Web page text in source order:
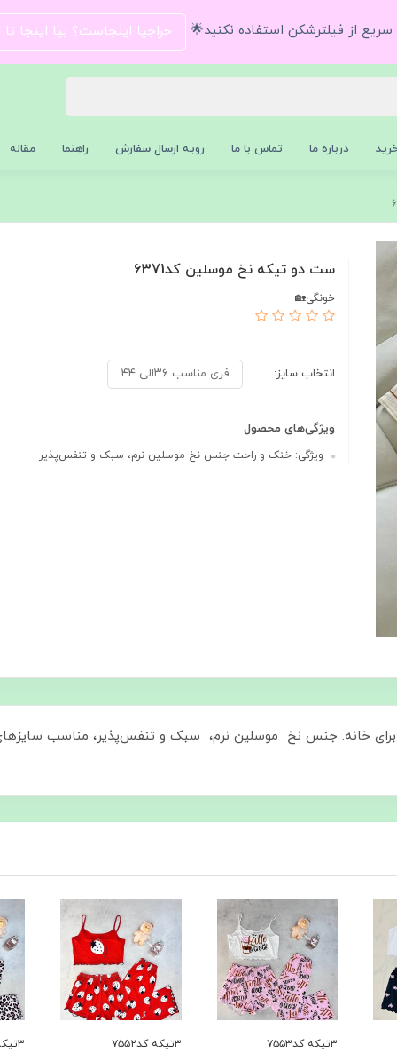
سریع از فیلترشکن استفاده نکنید🌟 حراجیا اینجاست؟ بیا اینجا
درباره ما تماس با ما رویه ارسال سفارش راهنما مقاله
ست دو تیکه نخ موسلین کد6371
خونگی🏡
انتخاب سایز: فری مناسب ۳۶الی ۴۴
ویژگی‌های محصول
ویژگی: خنک و راحت جنس نخ موسلین نرم، سبک و تنفس‌پذیر
۳تیکه کد۷۵۵۲ ۳تیکه کد۷۵۵۱ ۳تیکه کد۷۵۵۰